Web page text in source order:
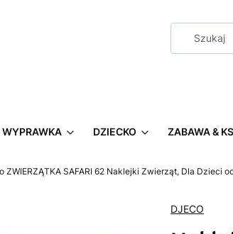
WYPRAWKA DZIECKO ZABAWA &
SAFARI 62 Naklejki Zwierząt, Dla Dzieci
DJECO